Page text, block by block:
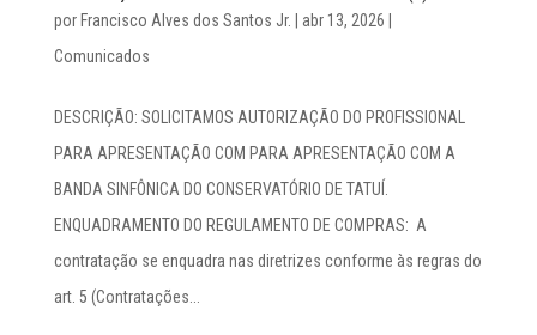
por Francisco Alves dos Santos Jr. abr 13, 2026
Comunicados
DESCRIÇÃO: SOLICITAMOS AUTORIZAÇÃO DO PROFISSIONAL
PARA APRESENTAÇÃO COM PARA APRESENTAÇÃO COM A
BANDA SINFÔNICA DO CONSERVATÓRIO DE TATUÍ.
ENQUADRAMENTO DO REGULAMENTO DE COMPRAS: A
contratação se enquadra nas diretrizes conforme às regras do
art. 5 (Contratações...